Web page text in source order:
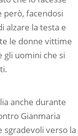
però, facendosi
alzare la testa e
le donne vittime
gli uomini che si
anche durante
Gianmaria
verso la